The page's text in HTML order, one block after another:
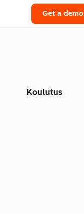
Get a demo
Koulutus